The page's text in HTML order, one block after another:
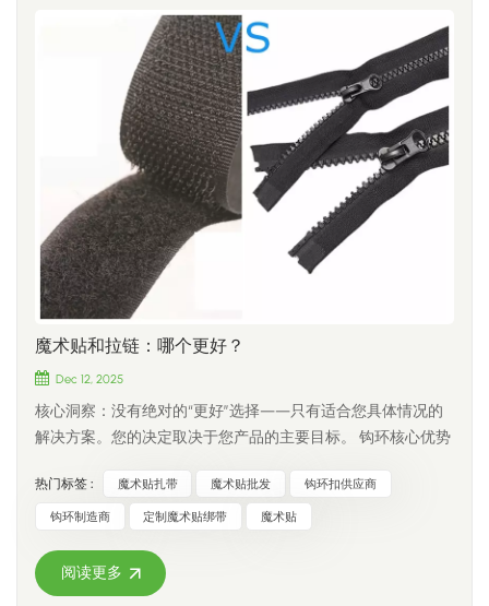
仍能保持其结构完整性。 寿命： 1000 至 2000 次循环。 最佳
应用： 预算有限的项目或固定装置，其中紧固件很少打开和关
闭（例如，贸易展览展示板、永久性窗帘、一次性医疗耗
材）。 户外和潮湿环境，例如露营帐篷、船舶装备和农业/园
艺捆绑带。 避免陷阱：计算紧固件的“隐性成本” 许多产品开
发商为了压榨利润，试图在战术背包或婴儿用品等高使用率产
品上使用100%涤纶面料。结果呢？消费者使用不到三个月，魔
术贴就完全磨损，导致差评和退货激增。 从理论上讲，降低材
料规格可以节省每单位 0.05 美元。 实际上，你不仅会失去一
个价值 50 美元的客户，还会毁掉你的品牌信誉。 快速选择 材
料类型 周期寿命 核心收益 理想应用 阻燃尼龙 5,000 - 10,000+
次 自熄灭，已认证 航空、航天、海运、铁路 100% 尼龙 5,000 -
10,000+ 次 持久耐用，亲肤舒适 婴儿用品、医用矫正器、高端
装备 70/30 混合 3000 - 5000 次 价格和性能均衡 日常鞋履、包
袋、家居收纳 100% 聚酯纤维 1000-2000次 低成本、抗紫外线/
防水 一次性用品、户外用品、帐篷、固定展示架 让我们一起
设计您理想的紧固件 选择与应用完全匹配的材料，可确保您的
作为一家专注于技术紧固解决方案的成熟制造商，CCH 不只是
销售卷材——我们帮助您设计合适的解决方案。 不确定哪种
即申请免费样品卷进行测试！
哪一种？缝纫用钩环 是最耐用的选择。它直接缝制在织物或织
带上，非常适合用于鞋类、服装、战术装备和其他高强度应
用。背胶钩环 （采用橡胶基和丙烯酸背胶）安装快捷简便，无
需工具——非常适合用于安装标牌、布线、汽车装饰和家居收
纳。CCH 提供全系列橡胶基和丙烯酸压敏胶产品，可牢固粘合
于塑料、木材、玻璃和油漆表面。 2. 材质很重要：尼龙、涤纶
还是模制钩？梭织尼龙 它是行业标准产品——坚固、柔韧、耐
用，适用于多种应用。此外，它还具有出色的抗紫外线性能和
较长的使用寿命。涤纶钩环 它具有良好的耐化学性和尺寸稳定
性，使其适用于潮湿或户外环境。模制钩 （蘑菇形钩/注塑成
型钩）具有更高的抗拉强度，适用于汽车座椅和重型锁扣等特
殊应用。它专为高强度、低周次紧固应用而设计。 3. 定制化：
OEM 和 ODM 能力与像CCH这样的中国制造商合作的一个关键
优势是能够提供高度的定制化服务：可定制尺寸和形状——从
6 毫米微型绑带到 150 毫米重型绑带自定义颜色——12种以上
标准颜色或潘通色卡配色定制标志和品牌标识——印刷或织入
胶带上定制包装——零售包装、散装卷材或自有品牌包装拥有
产基地（一个全新的 20,000 平方米的工厂），CCH 既能处理
小批量原型，也能处理整柜订单。 4. 特殊用途的钩环产品除了
这些产品采用防滑硅胶表面，可牢固地抓住电池和电子元件，
因此深受遥控爱好者的喜爱，可用于在剧烈操作下固定无人机
魔术贴和拉链：哪个更好？
Dec 12, 2025
核心洞察：没有绝对的“更好”选择——只有适合您具体情况的
解决方案。您的决定取决于您产品的主要目标。 钩环核心优势
体型或尺寸要求。操作简便：只需按压即可固定。对儿童、老
人和行动不便者尤其友好。坚固耐用：粘合形成统一的表面，
切强度：非常适合动态、高应力应用。 局限性：可听见的撕裂
声：分离时会发出独特的“撕裂”声，非常明显。视觉和触觉感
热门标签 : 魔术贴扎带 魔术贴批发 钩环扣供应商
钩环制造商 定制魔术贴绑带 魔术贴
阅读更多